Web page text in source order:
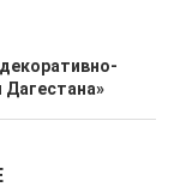
Дагестана»